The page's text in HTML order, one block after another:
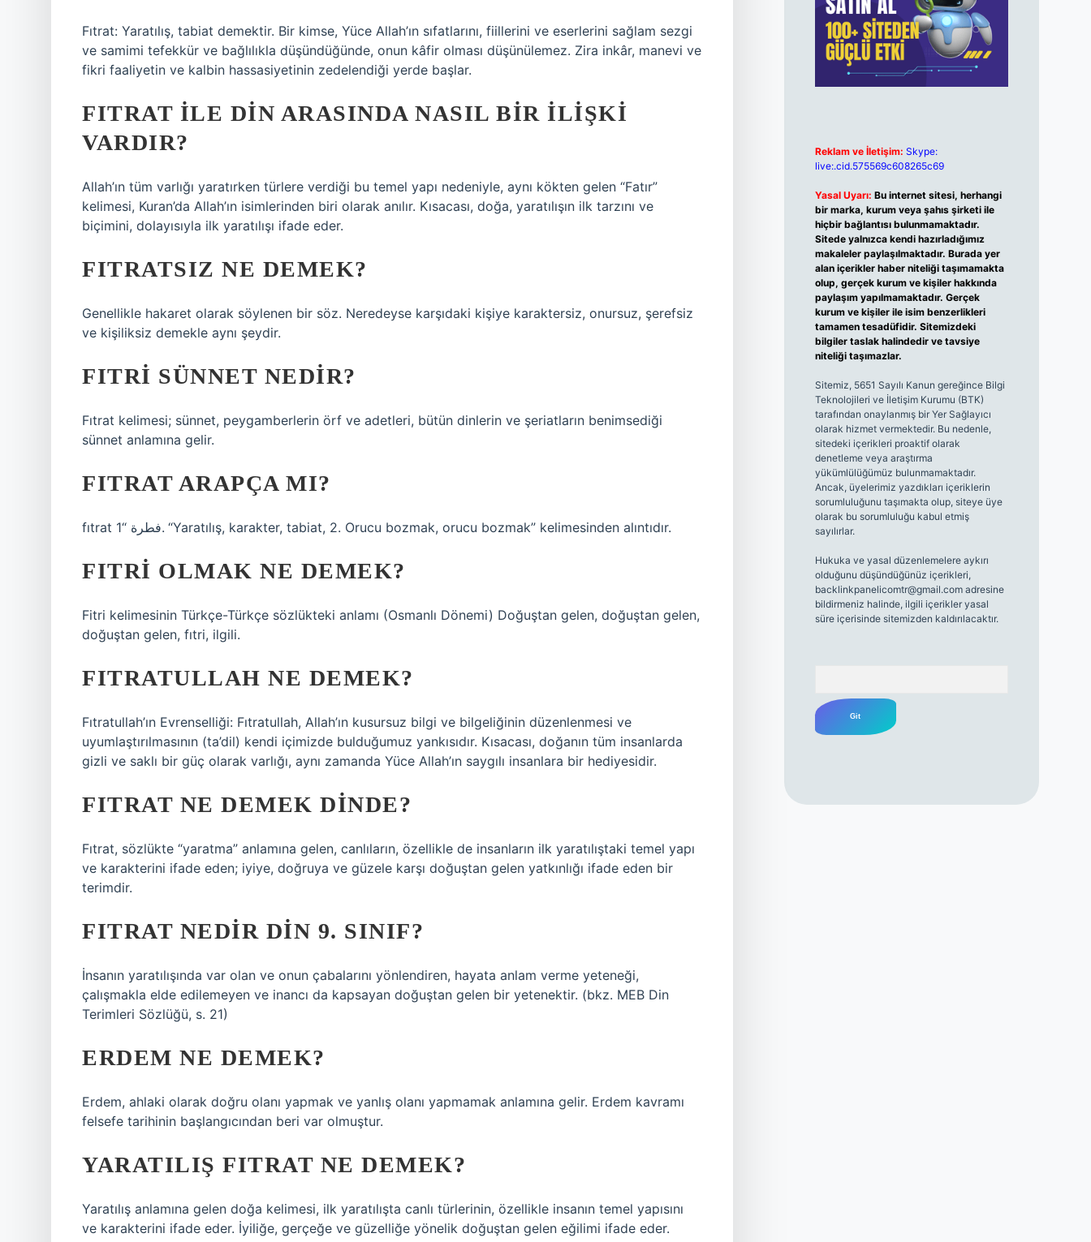
Fıtrat: Yaratılış, tabiat demektir. Bir kimse, Yüce Allah’ın sıfatlarını, fiillerini ve eserlerini sağlam sezgi
ve samimi tefekkür ve bağlılıkla düşündüğünde, onun kâfir olması düşünülemez. Zira inkâr, manevi ve
fikri faaliyetin ve kalbin hassasiyetinin zedelendiği yerde başlar.
FITRAT ILE DIN ARASINDA NASIL BIR ILIŞKI
VARDIR?
Allah’ın tüm varlığı yaratırken türlere verdiği bu temel yapı nedeniyle, aynı kökten gelen “Fatır”
kelimesi, Kuran’da Allah’ın isimlerinden biri olarak anılır. Kısacası, doğa, yaratılışın ilk tarzını ve
biçimini, dolayısıyla ilk yaratılışı ifade eder.
FITRATSIZ NE DEMEK?
Genellikle hakaret olarak söylenen bir söz. Neredeyse karşıdaki kişiye karaktersiz, onursuz, şerefsiz
ve kişiliksiz demekle aynı şeydir.
FITRI SÜNNET NEDIR?
Fıtrat kelimesi; sünnet, peygamberlerin örf ve adetleri, bütün dinlerin ve şeriatların benimsediği
sünnet anlamına gelir.
FITRAT ARAPÇA MI?
fıtrat فطرة “1. “Yaratılış, karakter, tabiat, 2. Orucu bozmak, orucu bozmak” kelimesinden alıntıdır.
FITRI OLMAK NE DEMEK?
Fitri kelimesinin Türkçe-Türkçe sözlükteki anlamı (Osmanlı Dönemi) Doğuştan gelen, doğuştan gelen,
doğuştan gelen, fıtri, ilgili.
FITRATULLAH NE DEMEK?
Fıtratullah’ın Evrenselliği: Fıtratullah, Allah’ın kusursuz bilgi ve bilgeliğinin düzenlenmesi ve
uyumlaştırılmasının (ta’dil) kendi içimizde bulduğumuz yankısıdır. Kısacası, doğanın tüm insanlarda
gizli ve saklı bir güç olarak varlığı, aynı zamanda Yüce Allah’ın saygılı insanlara bir hediyesidir.
FITRAT NE DEMEK DINDE?
Fıtrat, sözlükte “yaratma” anlamına gelen, canlıların, özellikle de insanların ilk yaratılıştaki temel yapı
ve karakterini ifade eden; iyiye, doğruya ve güzele karşı doğuştan gelen yatkınlığı ifade eden bir
terimdir.
FITRAT NEDIR DIN 9. SINIF?
İnsanın yaratılışında var olan ve onun çabalarını yönlendiren, hayata anlam verme yeteneği,
çalışmakla elde edilemeyen ve inancı da kapsayan doğuştan gelen bir yetenektir. (bkz. MEB Din
Terimleri Sözlüğü, s. 21)
ERDEM NE DEMEK?
Erdem, ahlaki olarak doğru olanı yapmak ve yanlış olanı yapmamak anlamına gelir. Erdem kavramı
felsefe tarihinin başlangıcından beri var olmuştur.
YARATILIŞ FITRAT NE DEMEK?
Yaratılış anlamına gelen doğa kelimesi, ilk yaratılışta canlı türlerinin, özellikle insanın temel yapısını
ve karakterini ifade eder. İyiliğe, gerçeğe ve güzelliğe yönelik doğuştan gelen eğilimi ifade eder.
Reklam ve İletişim: Skype:
live:.cid.575569c608265c69
Yasal Uyarı: Bu internet sitesi, herhangi
bir marka, kurum veya şahıs şirketi ile
hiçbir bağlantısı bulunmamaktadır.
Sitede yalnızca kendi hazırladığımız
makaleler paylaşılmaktadır. Burada yer
alan içerikler haber niteliği taşımamakta
olup, gerçek kurum ve kişiler hakkında
paylaşım yapılmamaktadır. Gerçek
kurum ve kişiler ile isim benzerlikleri
tamamen tesadüfidir. Sitemizdeki
bilgiler taslak halindedir ve tavsiye
niteliği taşımazlar.
Sitemiz, 5651 Sayılı Kanun gereğince Bilgi
Teknolojileri ve İletişim Kurumu (BTK)
tarafından onaylanmış bir Yer Sağlayıcı
olarak hizmet vermektedir. Bu nedenle,
sitedeki içerikleri proaktif olarak
denetleme veya araştırma
yükümlülüğümüz bulunmamaktadır.
Ancak, üyelerimiz yazdıkları içeriklerin
sorumluluğunu taşımakta olup, siteye üye
olarak bu sorumluluğu kabul etmiş
sayılırlar.
Hukuka ve yasal düzenlemelere aykırı
olduğunu düşündüğünüz içerikleri,
backlinkpanelicomtr@gmail.comadresine
bildirmeniz halinde, ilgili içerikler yasal
süre içerisinde sitemizden kaldırılacaktır.